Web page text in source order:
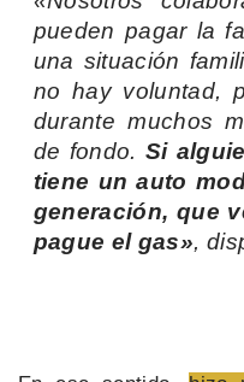
pueden pagar la
una situación
no hay voluntad,
durante muchos
de fondo. Si
tiene un auto
generación, que
pague el gas»,